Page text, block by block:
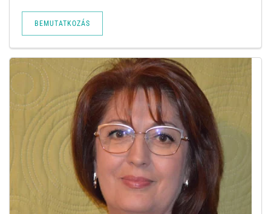
BEMUTATKOZÁS